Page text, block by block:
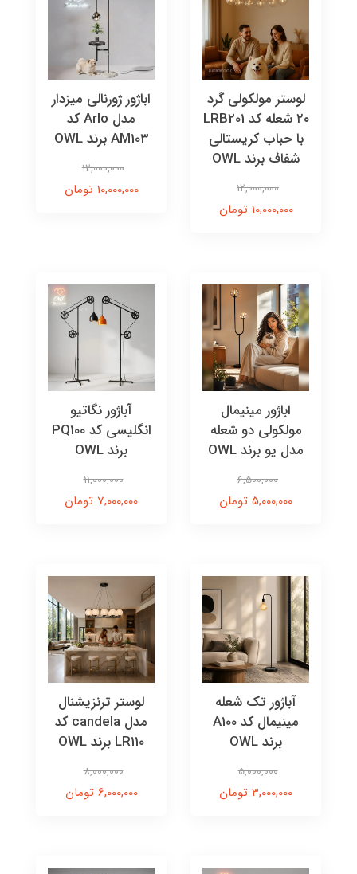
لوستر مولکولی گرد
۲۰ شعله کد LRB201
با حباب کریستالی
شفاف برند OWL
12,000,000
10,000,000 تومان
اباژور ژورنالی میزدار
مدل Arlo کد
AM103 برند OWL
12,000,000
10,000,000 تومان
اباژور مینیمال
مولکولی دو شعله
مدل یو برند OWL
6,500,000
5,000,000 تومان
آباژور نگاتیو
انگلیسی کد PQ100
برند OWL
11,000,000
7,000,000 تومان
آباژور تک شعله
مینیمال کد A100
برند OWL
5,000,000
3,000,000 تومان
لوستر ترنزیشنال
مدل candela کد
LR110 برند OWL
8,000,000
6,000,000 تومان